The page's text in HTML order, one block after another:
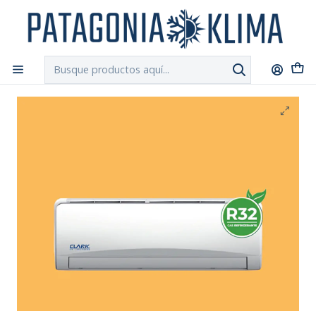
Chilexpress
Inicio Aire Acondicionado
Aire Acondicionado Inverter R-32 Clark 09.000 Btu / 18